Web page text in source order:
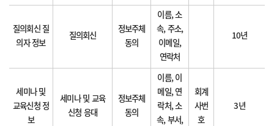
질의회신 질
의자 정보
질의회신
정보주체
동의
이름, 소
속, 주소,
이메일,
연락처
10년
세미나 및
교육신청 정
보
세미나 및 교육
신청 응대
정보주체
동의
이름, 이
메일, 연
락처, 소
속, 부서,
회계
사번
호
3년